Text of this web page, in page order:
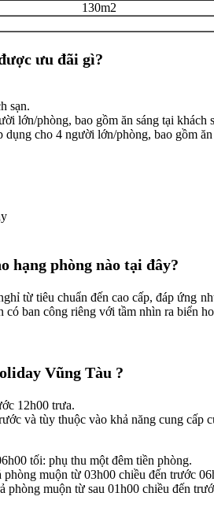
130m2
ưu đãi gì?
sạn.
lớn/phòng, bao gồm ăn sáng tại khách
cho 4 người lớn/phòng, bao gồm ăn
hạng phòng nào tại đây?
từ tiêu chuẩn đến cao cấp, đáp ứng
ban công riêng với tầm nhìn ra biển
Vũng Tàu ?
12h00 trưa.
và tùy thuộc vào khả năng cung cấp
tối: phụ thu một đêm tiền phòng.
muộn từ 03h00 chiều đến trước
muộn từ sau 01h00 chiều đến